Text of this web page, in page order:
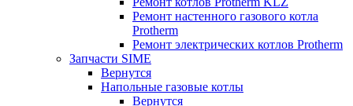
Ремонт настенного газового котла
Protherm
Ремонт электрических котлов Protherm
Запчасти SIME
Вернутся
Напольные газовые котлы
Вернутся